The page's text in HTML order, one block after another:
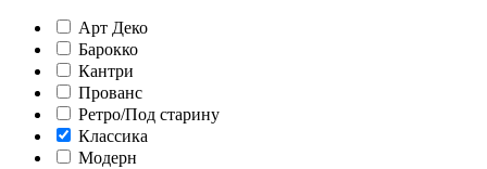
Арт Деко
Барокко
Кантри
Прованс
Ретро/Под старину
Классика
Модерн